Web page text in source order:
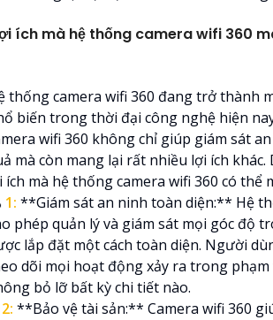
ích mà hệ thống camera wifi 360
thống camera wifi 360 đang trở thành
biến trong thời đại công nghệ hiện
wifi 360 không chỉ giúp giám sát
mà còn mang lại rất nhiều lợi ích khác.
ích mà hệ thống camera wifi 360 có thể
1: **Giám sát an ninh toàn diện:** Hệ
phép quản lý và giám sát mọi góc độ
lắp đặt một cách toàn diện. Người
dõi mọi hoạt động xảy ra trong phạm
bỏ lỡ bất kỳ chi tiết nào.
2: **Bảo vệ tài sản:** Camera wifi 360